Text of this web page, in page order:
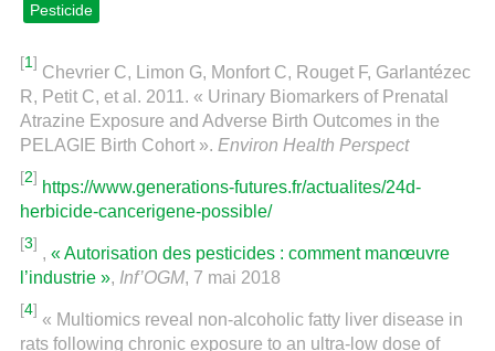
Pesticide
[1]
Chevrier C, Limon G, Monfort C, Rouget F, Garlantézec
R, Petit C, et al. 2011. « Urinary Biomarkers of Prenatal
Atrazine Exposure and Adverse Birth Outcomes in the
PELAGIE Birth Cohort ». Environ Health Perspect
[2]
https://www.generations-futures.fr/actualites/24d-
herbicide-cancerigene-possible/
[3]
, « Autorisation des pesticides : comment manœuvre
l’industrie », Inf’OGM, 7 mai 2018
[4]
« Multiomics reveal non-alcoholic fatty liver disease in
rats following chronic exposure to an ultra-low dose of